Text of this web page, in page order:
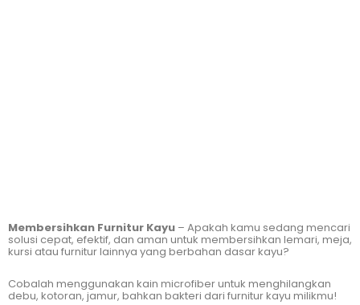
Membersihkan Furnitur Kayu – Apakah kamu sedang mencari
solusi cepat, efektif, dan aman untuk membersihkan lemari, meja,
kursi atau furnitur lainnya yang berbahan dasar kayu?
Cobalah menggunakan kain microfiber untuk menghilangkan
debu, kotoran, jamur, bahkan bakteri dari furnitur kayu milikmu!